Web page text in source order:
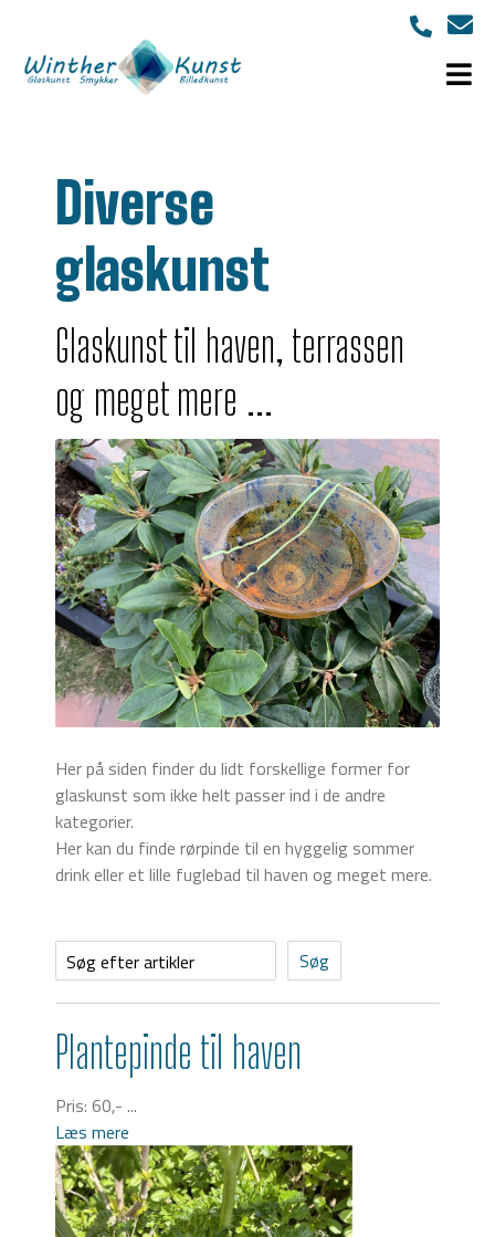
Diverse
glaskunst
Glaskunst til haven, terrassen
og meget mere ...
Her på siden finder du lidt forskellige former for
glaskunst som ikke helt passer ind i de andre
kategorier.
Her kan du finde rørpinde til en hyggelig sommer
drink eller et lille fuglebad til haven og meget mere.
Søg efter artikler
Plantepinde til haven
Pris: 60,- ...
Læs mere